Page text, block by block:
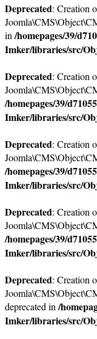
Deprecated: Creation
in /homepages/39/
Imker/libraries/src/
Deprecated: Creation
/homepages/39/
Imker/libraries/src/
Deprecated: Creation
/homepages/39/
Imker/libraries/src/
Deprecated: Creation
/homepages/39/
Imker/libraries/src/
Deprecated: Creation
deprecated in /
Imker/libraries/src/